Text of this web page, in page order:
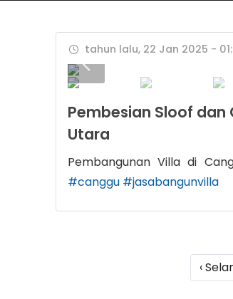
tahun lalu, 22 Jan 2025 -
Pembesian Sloof dan
Utara
Pembangunan Villa di
#canggu #jasabangunvilla
‹